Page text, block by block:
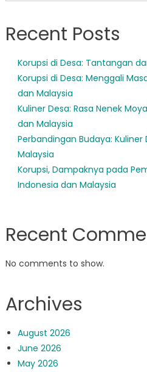
Recent Posts
Korupsi di Desa: Tantangan
Korupsi di Desa: Menggali
dan Malaysia
Kuliner Desa: Rasa Nenek
dan Malaysia
Perbandingan Budaya:
Malaysia
Korupsi, Dampaknya pada
Indonesia dan Malaysia
Recent
No comments to show.
Archives
August 2026
June 2026
May 2026